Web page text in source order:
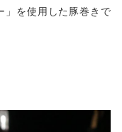
」を使用した豚巻きで